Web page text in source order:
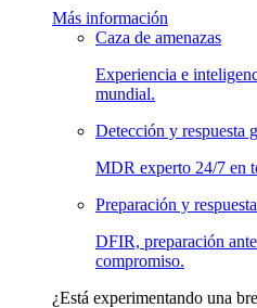
Más información
Caza de amenazas
Experiencia e
mundial.
Detección y respuesta
MDR experto 24/7 en
Preparación y
DFIR, preparación
compromiso.
¿Está experimentando una